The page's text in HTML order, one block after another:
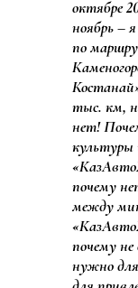
октябре
ноябрь –
по
тыс. км,
нет!
культуры
почему
между
почему
нужно